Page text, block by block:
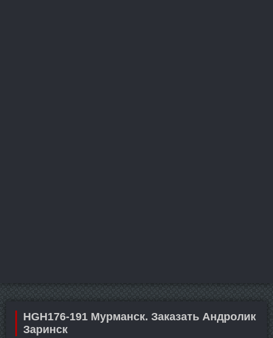
HGH176-191 Мурманск. Заказать Андролик
Заринск